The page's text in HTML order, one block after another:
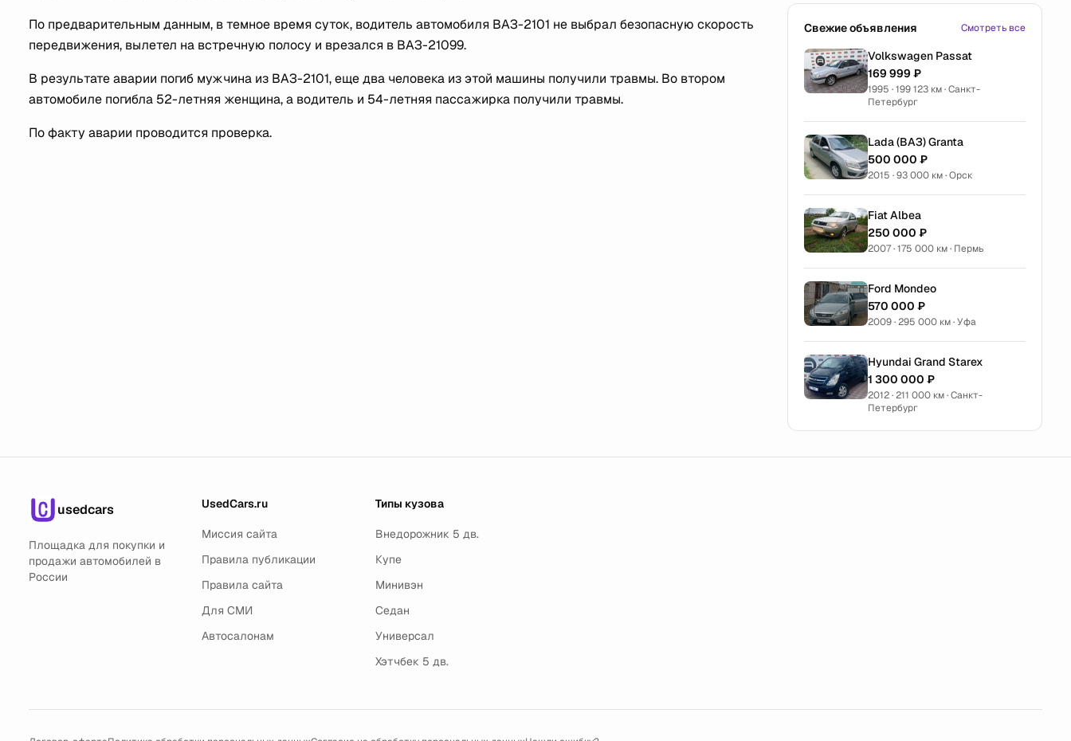
По предварительным данным, в темное время суток, водитель автомобиля ВАЗ-2101 не выбрал безопасную скорость
передвижения, вылетел на встречную полосу и врезался в ВАЗ-21099.
В результате аварии погиб мужчина из ВАЗ-2101, еще два человека из этой машины получили травмы. Во втором
автомобиле погибла 52-летняя женщина, а водитель и 54-летняя пассажирка получили травмы.
По факту аварии проводится проверка.
Свежие объявления Смотреть все
Volkswagen Passat
169 999 ₽
1995 · 199 123 км · Санкт-
Петербург
Lada (ВАЗ) Granta
500 000 ₽
2015 · 93 000 км · Орск
Fiat Albea
250 000 ₽
2007 · 175 000 км · Пермь
Ford Mondeo
570 000 ₽
2009 · 295 000 км · Уфа
Hyundai Grand Starex
1 300 000 ₽
2012 · 211 000 км · Санкт-
Петербург
usedcars
Площадка для покупки и
продажи автомобилей в
России
UsedCars.ru
Миссия сайта
Правила публикации
Правила сайта
Для СМИ
Автосалонам
Типы кузова
Внедорожник 5 дв.
Купе
Минивэн
Седан
Универсал
Хэтчбек 5 дв.